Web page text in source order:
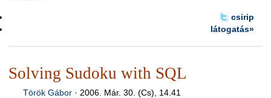
csirip
látogatás»
Solving Sudoku with SQL
Török Gábor· 2006. Már. 30. (Cs), 14.41